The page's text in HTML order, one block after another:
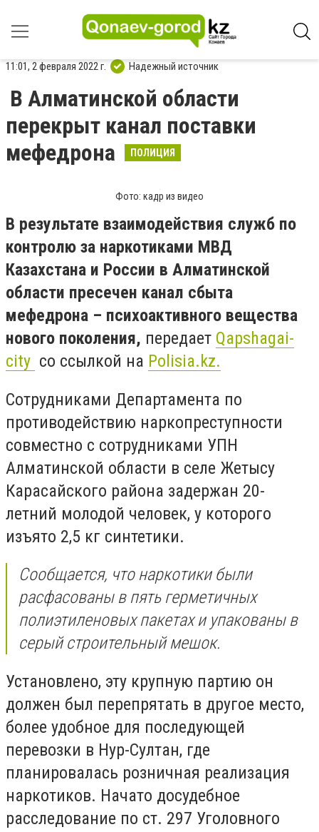
11:01, 2 февраля 2022 г. Надежный источник
В Алматинской области
перекрыт канал поставки
мефедрона
ПОЛИЦИЯ
Фото: кадр из видео
В результате взаимодействия служб по
контролю за наркотиками МВД
Казахстана и России в Алматинской
области пресечен канал сбыта
мефедрона – психоактивного вещества
нового поколения, передает Qapshagai-
city со ссылкой на Polisia.kz.
Сотрудниками Департамента по
противодействию наркопреступности
совместно с сотрудниками УПН
Алматинской области в селе Жетысу
Карасайского района задержан 20-
летний молодой человек, у которого
изъято 2,5 кг синтетики.
Сообщается, что наркотики были
расфасованы в пять герметичных
полиэтиленовых пакетах и упакованы в
серый строительный мешок.
Установлено, эту крупную партию он
должен был перепрятать в другое место,
более удобное для последующей
перевозки в Нур-Султан, где
планировалась розничная реализация
наркотиков. Начато досудебное
расследование по ст. 297 Уголовного